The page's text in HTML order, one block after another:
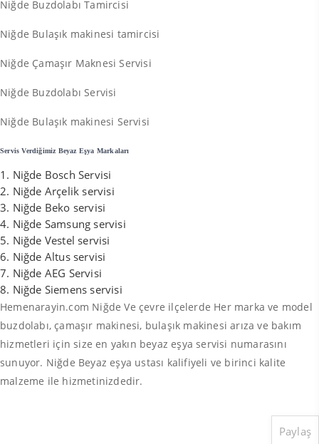
Niğde Buzdolabı Tamircisi
Niğde Bulaşık makinesi tamircisi
Niğde Çamaşır Maknesi Servisi
Niğde Buzdolabı Servisi
Niğde Bulaşık makinesi Servisi
Servis Verdiğimiz Beyaz Eşya Markaları
Niğde Bosch Servisi
Niğde Arçelik servisi
Niğde Beko servisi
Niğde Samsung servisi
Niğde Vestel servisi
Niğde Altus servisi
Niğde AEG Servisi
Niğde Siemens servisi
Hemenarayin.com Niğde Ve çevre ilçelerde Her marka ve model
buzdolabı, çamaşır makinesi, bulaşık makinesi arıza ve bakım
hizmetleri için size en yakın beyaz eşya servisi numarasını
sunuyor. Niğde Beyaz eşya ustası kalifiyeli ve birinci kalite
malzeme ile hizmetinizdedir.
Paylaş